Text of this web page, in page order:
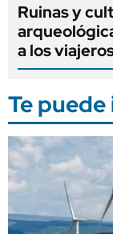
Ruinas y
a los
Te